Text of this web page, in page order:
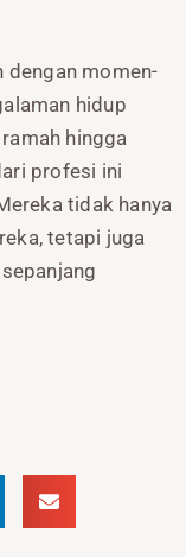
dengan momen-
hidup
hingga
profesi ini
tidak hanya
tetapi juga